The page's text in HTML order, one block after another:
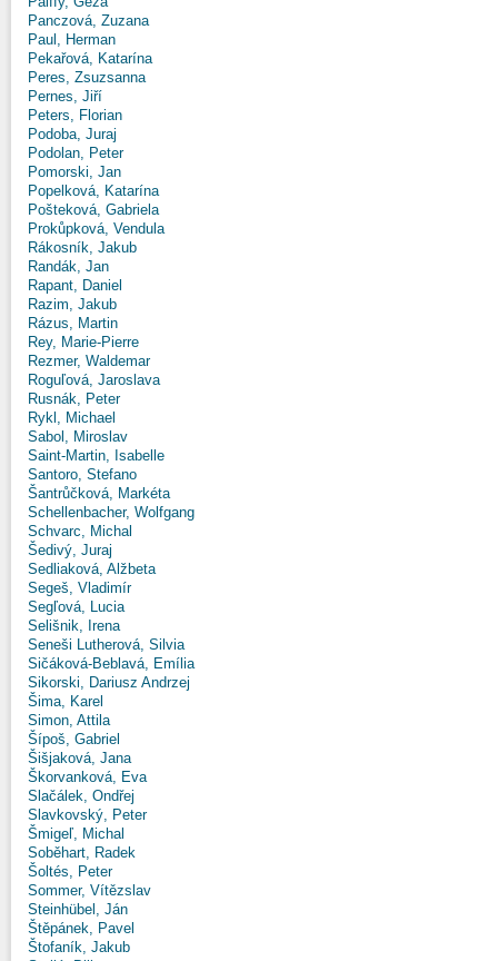
Panczová, Zuzana
Paul, Herman
Pekařová, Katarína
Peres, Zsuzsanna
Pernes, Jiří
Peters, Florian
Podoba, Juraj
Podolan, Peter
Pomorski, Jan
Popelková, Katarína
Pošteková, Gabriela
Prokůpková, Vendula
Rákosník, Jakub
Randák, Jan
Rapant, Daniel
Razim, Jakub
Rázus, Martin
Rey, Marie-Pierre
Rezmer, Waldemar
Roguľová, Jaroslava
Rusnák, Peter
Rykl, Michael
Sabol, Miroslav
Saint-Martin, Isabelle
Santoro, Stefano
Šantrůčková, Markéta
Schellenbacher, Wolfgang
Schvarc, Michal
Šedivý, Juraj
Sedliaková, Alžbeta
Segeš, Vladimír
Segľová, Lucia
Selišnik, Irena
Seneši Lutherová, Silvia
Sičáková-Beblavá, Emília
Sikorski, Dariusz Andrzej
Šima, Karel
Simon, Attila
Šípoš, Gabriel
Šišjaková, Jana
Škorvanková, Eva
Slačálek, Ondřej
Slavkovský, Peter
Šmigeľ, Michal
Soběhart, Radek
Šoltés, Peter
Sommer, Vítězslav
Steinhübel, Ján
Štěpánek, Pavel
Štofaník, Jakub